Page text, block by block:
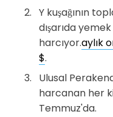
Y kuşağının
dışarıda
harcıyor.aylık
$.
Ulusal
harcanan her
Temmuz'da.